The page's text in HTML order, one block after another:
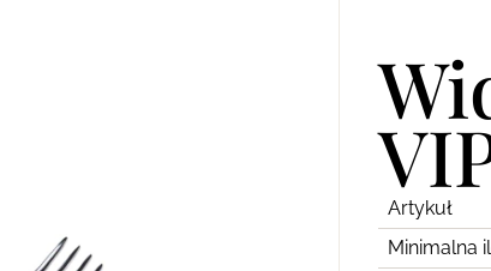
Artykuł
Minimalna